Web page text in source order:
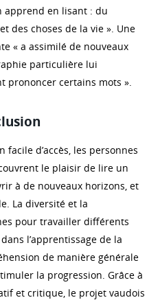
apprend en lisant : du
des choses de la vie ». Une
« a assimilé de nouveaux
particulière lui
prononcer certains mots ».
facile d’accès, les personnes
le plaisir de lire un
à de nouveaux horizons, et
La diversité et la
pour travailler différents
l’apprentissage de la
de manière générale
la progression. Grâce à
et critique, le projet vaudois